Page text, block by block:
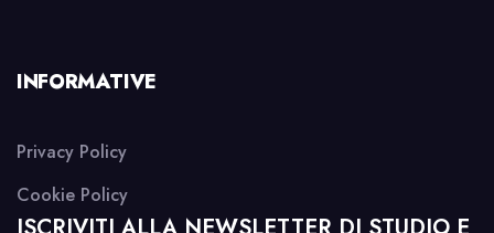
INFORMATIVE
Privacy Policy
Cookie Policy